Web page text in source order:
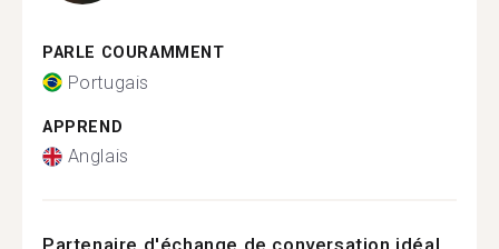
PARLE COURAMMENT
Portugais
APPREND
Anglais
Partenaire d'échange de conversation idéal